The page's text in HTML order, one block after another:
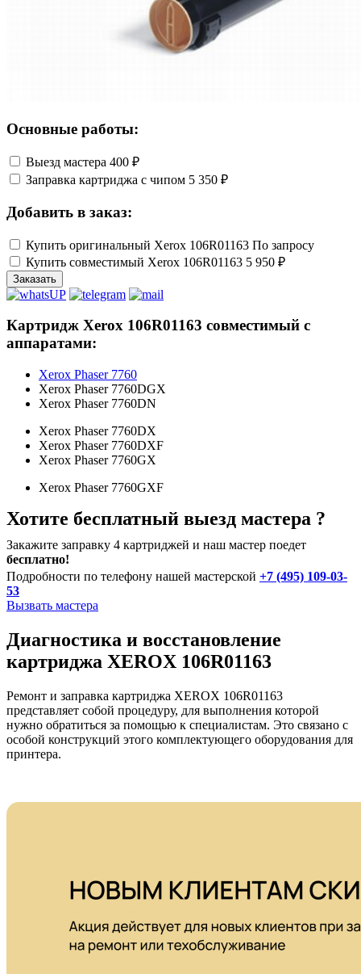
Основные работы:
Выезд мастера 400 ₽
Заправка картриджа с чипом 5 350 ₽
Добавить в заказ:
Купить оригинальный Xerox 106R01163 По запросу
Купить совместимый Xerox 106R01163 5 950 ₽
Заказать
Картридж Xerox 106R01163 совместимый с
аппаратами:
Xerox Phaser 7760
Xerox Phaser 7760DGX
Xerox Phaser 7760DN
Xerox Phaser 7760DX
Xerox Phaser 7760DXF
Xerox Phaser 7760GX
Xerox Phaser 7760GXF
Хотите бесплатный выезд мастера ?
Закажите заправку 4 картриджей и наш мастер поедет
бесплатно!
Подробности по телефону нашей мастерской +7 (495) 109-03-
53
Вызвать мастера
Диагностика и восстановление
картриджа XEROX 106R01163
Ремонт и заправка картриджа XEROX 106R01163
представляет собой процедуру, для выполнения которой
нужно обратиться за помощью к специалистам. Это связано с
особой конструкций этого комплектующего оборудования для
принтера.